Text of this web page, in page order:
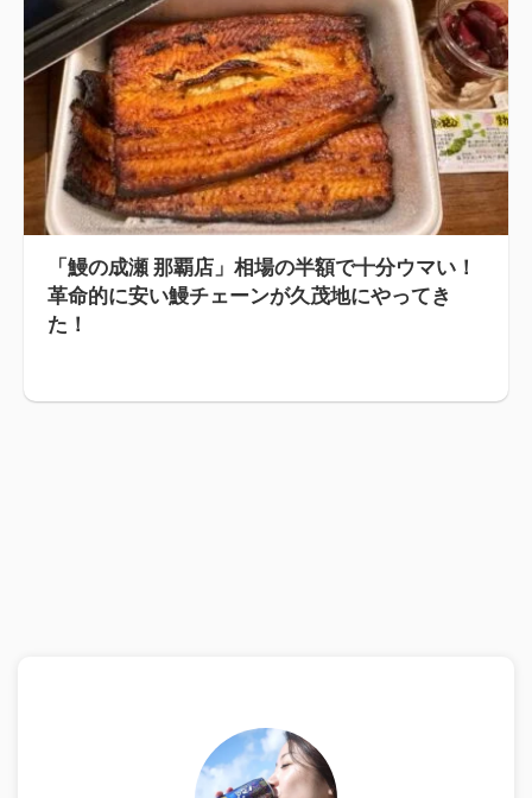
「鰻の成瀬 那覇店」相場の半額で十分ウマい！
革命的に安い鰻チェーンが久茂地にやってき
た！